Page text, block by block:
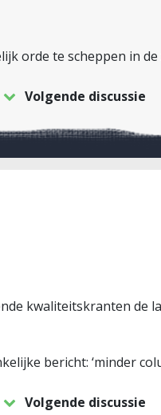
orde te scheppen in
Volgende discussie
kwaliteitskranten de
bericht: ‘minder
Volgende discussie